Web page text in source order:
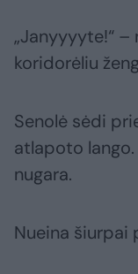
„Janyyyyte!“
koridorėliu
Senolė sėdi
atlapoto
nugara.
Nueina šiurpai